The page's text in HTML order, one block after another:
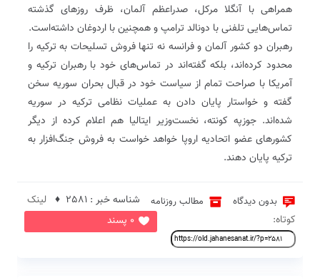
همراهی با آنگلا مرکل، صدراعظم آلمان، ظرف روزهای گذشته
تماس‌هایی تلفنی با دونالد ترامپ و همچنین با اردوغان داشته‌است.
رهبران دو کشور آلمان و فرانسه نه تنها فروش تسلیحات به ترکیه را
محدود کرد‌ه‌اند، بلکه گفته‌اند در تماس‌های خود با رهبران ترکیه و
آمریکا با صراحت تمام از سیاست خود در قبال بحران سوریه سخن
گفته و خواستار پایان دادن به عملیات نظامی ترکیه در سوریه
شده‌اند. جوزپه کونته، نخست‌وزیر ایتالیا هم اعلام کرده از دیگر
کشورهای عضو اتحادیه اروپا خواهد خواست به فروش جنگ‌افزار به
ترکیه پایان دهند.
بدون دیدگاه مطالب روزنامه
0 پسند
شناسه خبر : 2581 ♦
لینک
کوتاه: